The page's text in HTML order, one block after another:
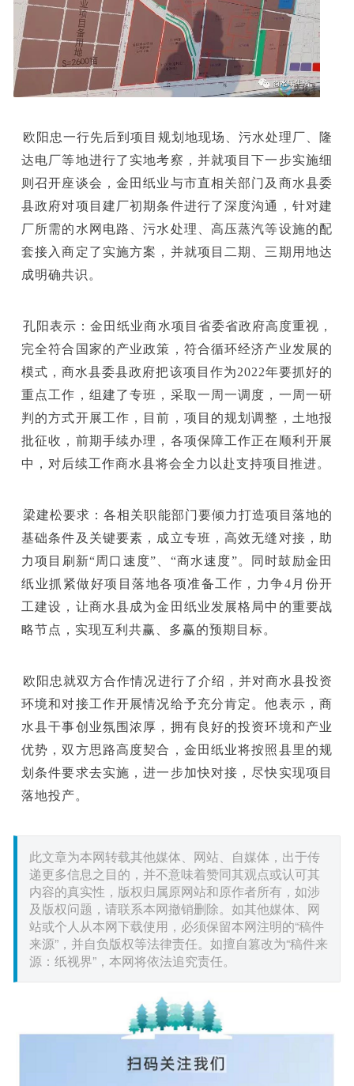
阳忠一行先后到项目规划地现场、污水处理厂、隆
达电厂等地进行了实地考察，并就项目下一步实施细
则召开座谈会，金田纸业与市直相关部门及商水县委
县政府对项目建厂初期条件进行了深度沟通，针对建
厂所需的水网电路、污水处理、高压蒸汽等设施的配
套接入商定了实施方案，并就项目二期、三期用地达
成明确共识。
阳表示：金田纸业商水项目省委省政府高度重视，
完全符合国家的产业政策，符合循环经济产业发展的
模式，商水县委县政府把该项目作为2022年要抓好的
重点工作，组建了专班，采取一周一调度，一周一研
判的方式开展工作，目前，项目的规划调整，土地报
批征收，前期手续办理，各项保障工作正在顺利开展
中，对后续工作商水县将会全力以赴支持项目推进。
建松要求：各相关职能部门要倾力打造项目落地的
基础条件及关键要素，成立专班，高效无缝对接，助
力项目刷新“周口速度”、“商水速度”。同时鼓励金田
纸业抓紧做好项目落地各项准备工作，力争4月份开
工建设，让商水县成为金田纸业发展格局中的重要战
略节点，实现互利共赢、多赢的预期目标。
阳忠就双方合作情况进行了介绍，并对商水县投资
环境和对接工作开展情况给予充分肯定。他表示，商
水县干事创业氛围浓厚，拥有良好的投资环境和产业
优势，双方思路高度契合，金田纸业将按照县里的规
划条件要求去实施，进一步加快对接，尽快实现项目
落地投产。
此文章为本网转载其他媒体、网站、自媒体，出于传
递更多信息之目的，并不意味着赞同其观点或认可其
内容的真实性，版权归属原网站和原作者所有，如涉
及版权问题，请联系本网撤销删除。如其他媒体、网
站或个人从本网下载使用，必须保留本网注明的“稿件
来源”，并自负版权等法律责任。如擅自篡改为“稿件来
源：纸视界”，本网将依法追究责任。